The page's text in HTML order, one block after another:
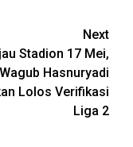
Next
Stadion 17 Mei,
Wagub Hasnuryadi
Lolos Verifikasi
Liga 2